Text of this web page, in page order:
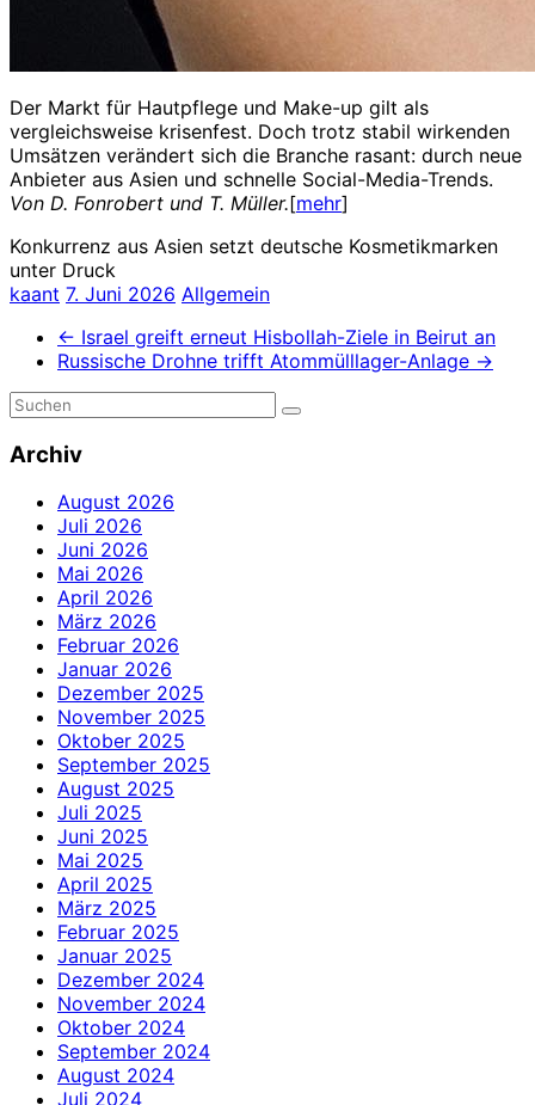
Der Markt für Hautpflege und Make-up gilt als
vergleichsweise krisenfest. Doch trotz stabil wirkenden
Umsätzen verändert sich die Branche rasant: durch neue
Anbieter aus Asien und schnelle Social-Media-Trends.
Von D. Fonrobert und T. Müller.[mehr]
Konkurrenz aus Asien setzt deutsche Kosmetikmarken
unter Druck
kaant 7. Juni 2026 Allgemein
← Israel greift erneut Hisbollah-Ziele in Beirut an
Russische Drohne trifft Atommülllager-Anlage →
Archiv
August 2026
Juli 2026
Juni 2026
Mai 2026
April 2026
März 2026
Februar 2026
Januar 2026
Dezember 2025
November 2025
Oktober 2025
September 2025
August 2025
Juli 2025
Juni 2025
Mai 2025
April 2025
März 2025
Februar 2025
Januar 2025
Dezember 2024
November 2024
Oktober 2024
September 2024
August 2024
Juli 2024